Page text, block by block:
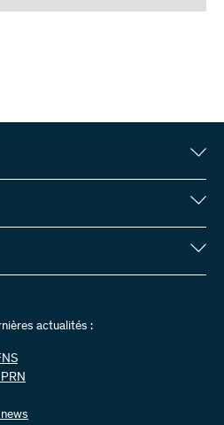
complètes sur les projets de
par le FNS :
actualités :